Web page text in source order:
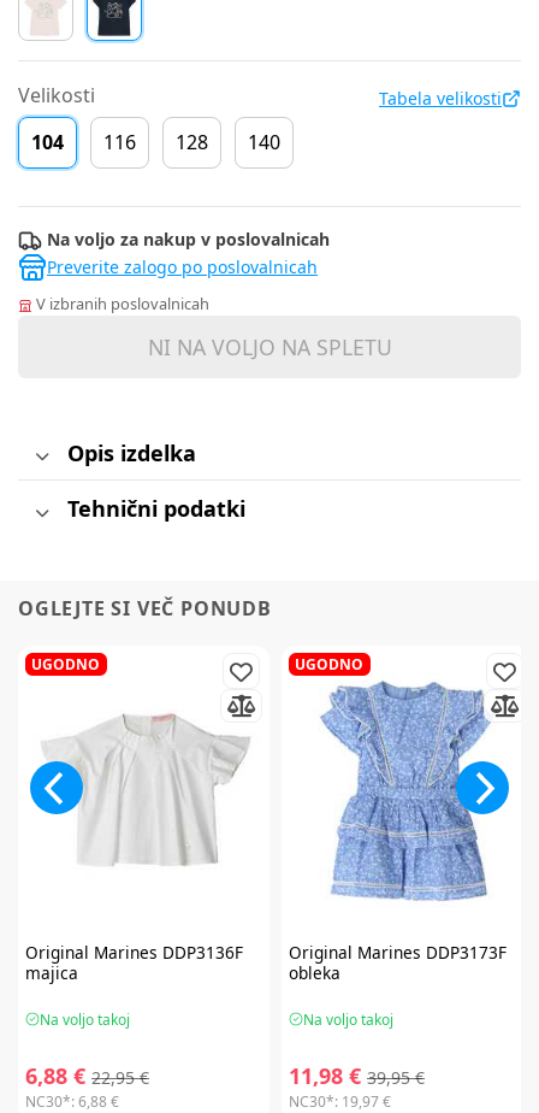
Velikosti Tabela velikosti
104 116 128 140
Na voljo za nakup v poslovalnicah
Preverite zalogo po poslovalnicah
V izbranih poslovalnicah
NI NA VOLJO NA SPLETU
Opis izdelka
Tehnični podatki
OGLEJTE SI VEČ PONUDB
UGODNO
Original Marines DDP3136F
majica
Na voljo takoj
6,88 € 22,95 €
NC30*:6,88 €
UGODNO
Original Marines DDP3173F
obleka
Na voljo takoj
11,98 € 39,95 €
NC30*: 19,97 €